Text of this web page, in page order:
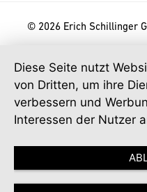
© 2026 Erich Schillinger
Diese Seite nutzt
von Dritten, um ihre
verbessern und
Interessen der Nutzer